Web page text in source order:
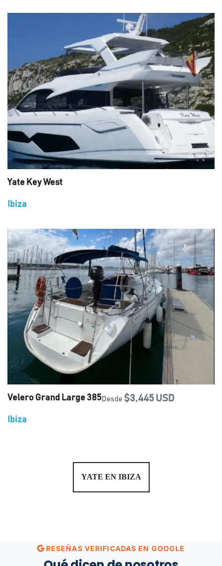
Yate Key West
Ibiza
Velero Grand Large 385Desde $3,445 USD
Ibiza
YATE EN IBIZA
RESEÑAS VERIFICADAS EN GOOGLE